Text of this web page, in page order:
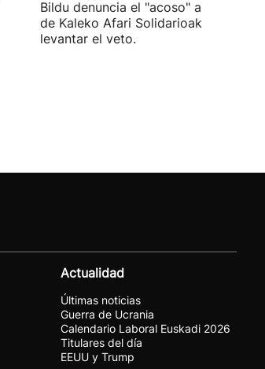
Bildu denuncia el "acoso" a
de Kaleko Afari Solidarioak y pide
levantar el veto.
Actualidad
Últimas noticias
Guerra de Ucrania
Calendario Laboral Euskadi 2026
Titulares del día
EEUU y Trump